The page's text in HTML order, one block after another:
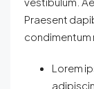
Praesent
condimentum
Lorem